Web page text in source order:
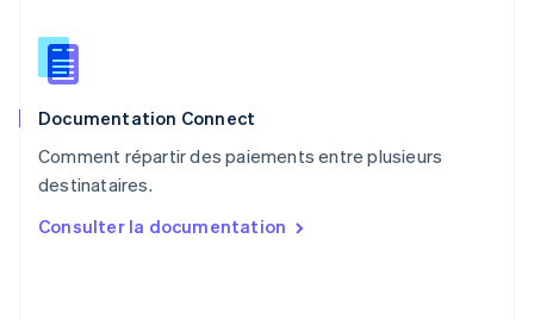
Documentation Connect
Comment répartir des paiements entre plusieurs
destinataires.
Consulter la documentation
English
Roumanie
Royaume-Uni
Singapour
English简体中文
English